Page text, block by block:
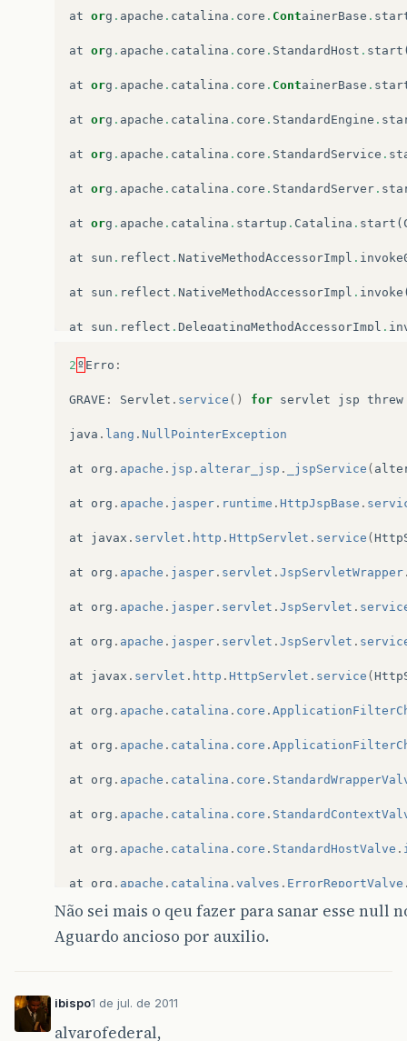
at org . apache . catalina . core . ContainerBase .
at org . apache . catalina . core . StandardHost . start
at org . apache . catalina . core . ContainerBase .
at org . apache . catalina . core . StandardEngine .
at org . apache . catalina . core . StandardService .
at org . apache . catalina . core . StandardServer .
at org . apache . catalina . startup . Catalina . start (
at sun . reflect . NativeMethodAccessorImpl .
at sun . reflect . NativeMethodAccessorImpl . invoke
at sun . reflect . DelegatingMethodAccessorImpl .
at java
at or g apache. catalina . startup. Bootstrap start
at or g .apache . catalina.startup
2 º Erro :
GRAVE : Servlet . service () for servlet jsp threw
java . lang . NullPointerException
at org . apache . jsp . alterar_jsp . _jspService (
at org . apache . jasper . runtime . HttpJspBase .
at javax . servlet . http . HttpServlet . service (
at org . apache . jasper . servlet . JspServletWrapper
at org . apache . jasper . servlet . JspServlet .
at org . apache . jasper . servlet . JspServlet .
at javax . servlet . http . HttpServlet . service (
at org . apache . catalina . core .
at org . apache . catalina . core .
at org . apache . catalina . core .
at org . apache . catalina . core .
at org . apache . catalina . core . StandardHostValve .
at org . apache . catalina . valves . ErrorReportValve
at org .apache .catalina. core .
Não sei mais o qeu fazer para sanar esse null
Aguardo ancioso por auxilio.
ibispo1 de jul. de 2011
alvarofederal,